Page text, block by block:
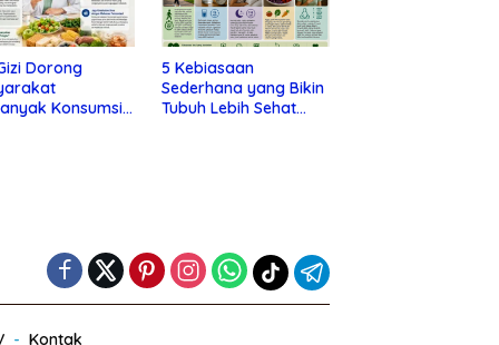
Dorong
Konsumsi
5 Kebiasaan
Sederhana yang Bikin
Tubuh Lebih Sehat
Kontak